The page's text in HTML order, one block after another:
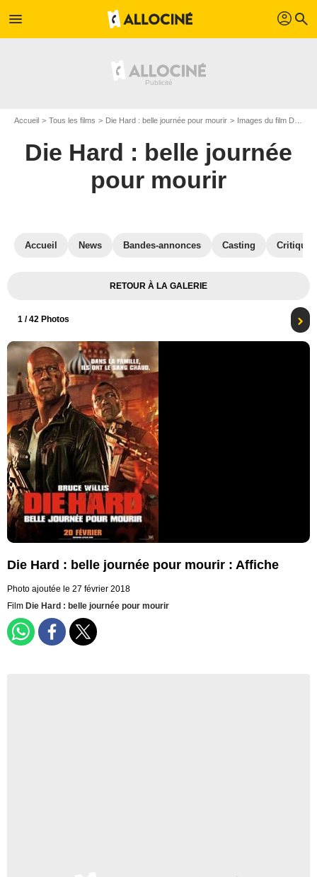
menu profil search
Accueil Tous les films Die Hard : belle journée pour mourir Images du film Die Hard : belle journée pour mourir
Die Hard : belle journée
pour mourir
Accueil News Bandes-annonces Casting
RETOUR À LA GALERIE
1 / 42 Photos
Die Hard : belle journée pour mourir : Affiche
Photo ajoutée le 27 février 2018
Film Die Hard : belle journée pour mourir